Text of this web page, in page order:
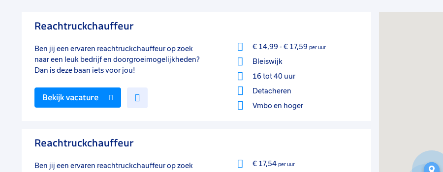
Reachtruckchauffeur
Ben jij een ervaren reachtruckchauffeur op zoek
naar een leuk bedrijf en doorgroeimogelijkheden?
Dan is deze baan iets voor jou!
€ 14,99 - € 17,59 per uur
Bleiswijk
16 tot 40 uur
Detacheren
Vmbo en hoger
Bekijk vacature
Reachtruckchauffeur
Ben jij een ervaren reachtruckchauffeur op zoek
€ 17,54 per uur